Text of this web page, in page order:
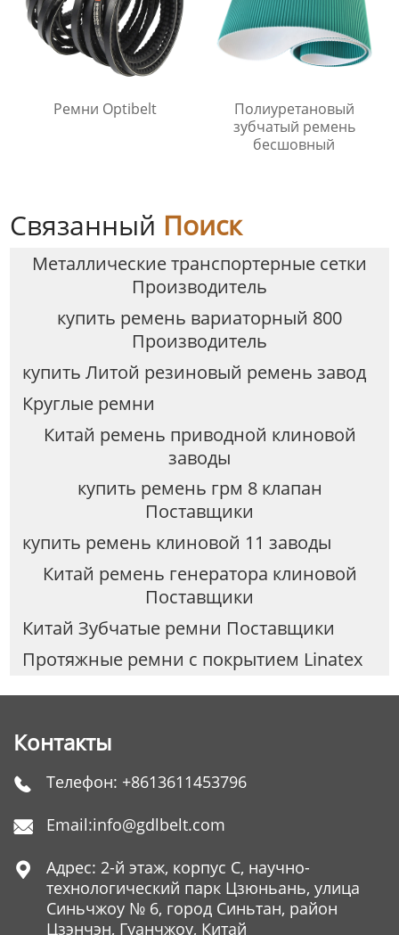
Ремни Optibelt
Полиуретановый
зубчатый ремень
бесшовный
Связанный Поиск
Металлические транспортерные сетки
Производитель
купить ремень вариаторный 800
Производитель
купить Литой резиновый ремень завод
Круглые ремни
Китай ремень приводной клиновой
заводы
купить ремень грм 8 клапан
Поставщики
купить ремень клиновой 11 заводы
Китай ремень генератора клиновой
Поставщики
Китай Зубчатые ремни Поставщики
Протяжные ремни с покрытием Linatex
Контакты
 Телефон: +8613611453796
 Email:info@gdlbelt.com

Адрес: 2-й этаж, корпус C, научно-
технологический парк Цзюньань, улица
Синьчжоу № 6, город Синьтан, район
Цзэнчэн, Гуанчжоу, Китай